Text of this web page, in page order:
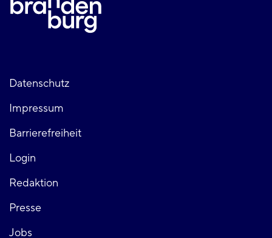
Fußzeile
links
Datenschutz
Impressum
Barrierefreiheit
Login
Fußzeile
rechts
Redaktion
Presse
Jobs